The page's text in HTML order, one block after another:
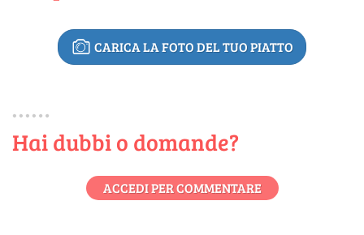
CARICA LA FOTO DEL TUO PIATTO
Hai dubbi o domande?
ACCEDI PER COMMENTARE